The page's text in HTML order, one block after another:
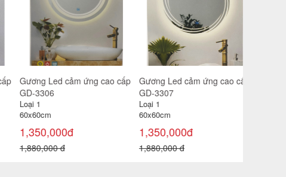
Gương Led cảm ứng cao cấp
GD-3306
Loại 1
60x60cm
1,350,000đ
1,880,000 đ
Gương Led cảm ứng cao cấp
GD-3307
Loại 1
60x60cm
1,350,000đ
1,880,000 đ